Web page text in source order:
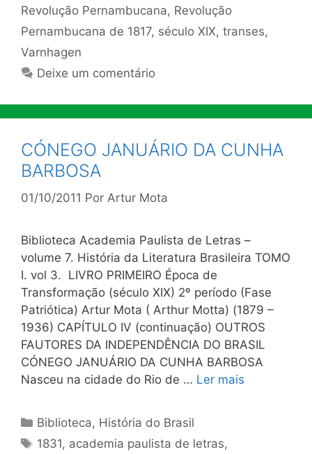
Revolução Pernambucana, Revolução
Pernambucana de 1817, século XIX, transes,
Varnhagen
Deixe um comentário
CÓNEGO JANUÁRIO DA CUNHA
BARBOSA
01/10/2011 Por Artur Mota
Biblioteca Academia Paulista de Letras –
volume 7. História da Literatura Brasileira TOMO
I. vol 3. LIVRO PRIMEIRO Época de
Transformação (século XIX) 2º período (Fase
Patriótica) Artur Mota ( Arthur Motta) (1879 –
1936) CAPÍTULO IV (continuação) OUTROS
FAUTORES DA INDEPENDÊNCIA DO BRASIL
CÓNEGO JANUÁRIO DA CUNHA BARBOSA
Nasceu na cidade do Rio de … Ler mais
Categorias
Biblioteca, História do Brasil
Tags
1831, academia paulista de letras,